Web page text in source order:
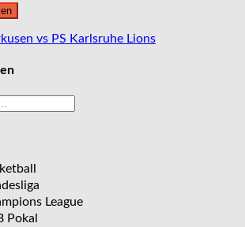
vs PS Karlsruhe Lions
League
Pokal